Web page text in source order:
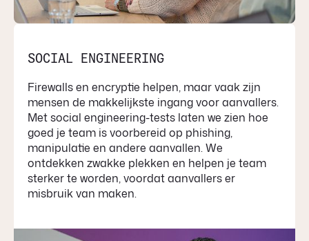
SOCIAL ENGINEERING
Firewalls en encryptie helpen, maar vaak zijn
mensen de makkelijkste ingang voor aanvallers.
Met social engineering-tests laten we zien hoe
goed je team is voorbereid op phishing,
manipulatie en andere aanvallen. We
ontdekken zwakke plekken en helpen je team
sterker te worden, voordat aanvallers er
misbruik van maken.